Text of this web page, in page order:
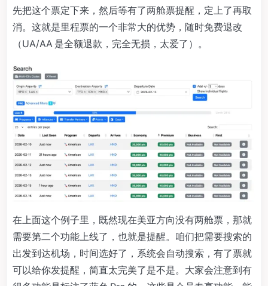
先把这个票定下来，然后等有了两舱票提醒，定上了再取
消。这就是里程票的一个非常大的优势，随时免费退改
（UA/AA 是全额退款，完全无损，太爱了）。
在上面这个例子里，既然现在美亚方向没有两舱票，那就
需要第二个功能上线了，也就是提醒。咱们把需要搜索的
出发到达机场，时间选好了，系统会自动搜索，有了票就
可以给你发提醒，简直太完美了是不是。大家会注意到有